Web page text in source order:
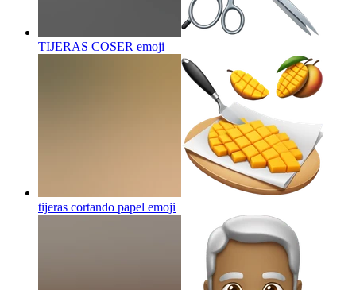
TIJERAS COSER emoji
tijeras cortando papel emoji